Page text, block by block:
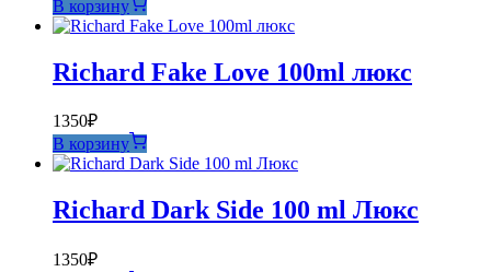
В корзину
Richard Fake Love 100ml люкс
1350₽
В корзину
Richard Dark Side 100 ml Люкс
1350₽